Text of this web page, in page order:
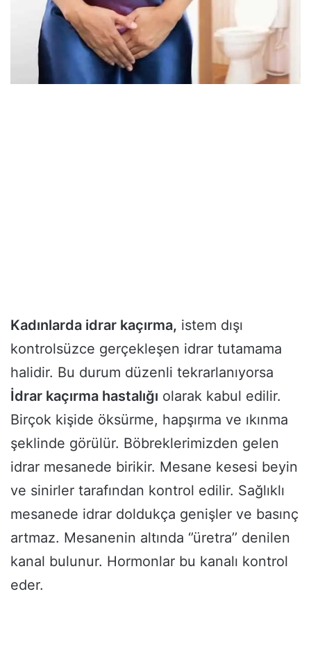
Kadınlarda idrar kaçırma, istem dışı
kontrolsüzce gerçekleşen idrar tutamama
halidir. Bu durum düzenli tekrarlanıyorsa
İdrar kaçırma hastalığı olarak kabul edilir.
Birçok kişide öksürme, hapşırma ve ıkınma
şeklinde görülür. Böbreklerimizden gelen
idrar mesanede birikir. Mesane kesesi beyin
ve sinirler tarafından kontrol edilir. Sağlıklı
mesanede idrar doldukça genişler ve basınç
artmaz. Mesanenin altında ‘’üretra’’ denilen
kanal bulunur. Hormonlar bu kanalı kontrol
eder.